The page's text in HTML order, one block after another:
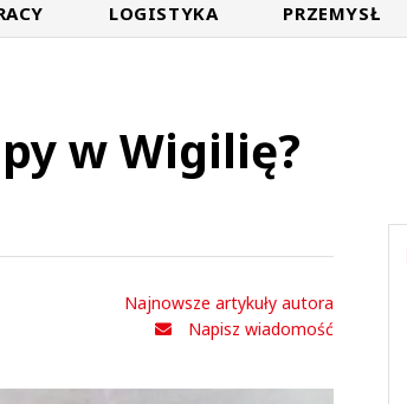
LOGISTYKA PRZEMYSŁ
w Wigilię?
Najnowsze artykuły autora
Napisz wiadomość